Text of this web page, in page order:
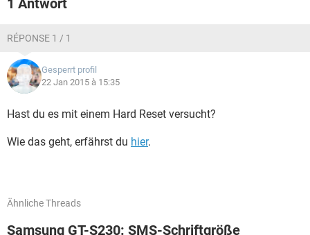
1 Antwort
RÉPONSE 1 / 1
Gesperrt profil
22 Jan 2015 à 15:35
Hast du es mit einem Hard Reset versucht?
Wie das geht, erfährst du hier.
Ähnliche Threads
Samsung GT-S230: SMS-Schriftgröße